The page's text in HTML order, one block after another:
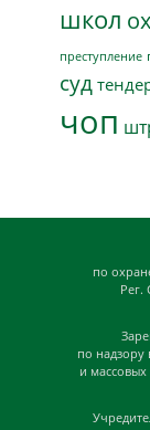
школ
преступление
суд
чоп
по
Рег.
по надзору
и